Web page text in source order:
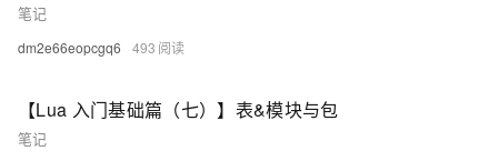
笔记
dm2e66eopcgq6 493
【Lua 入门基础篇（七）】表&模块与包
笔记